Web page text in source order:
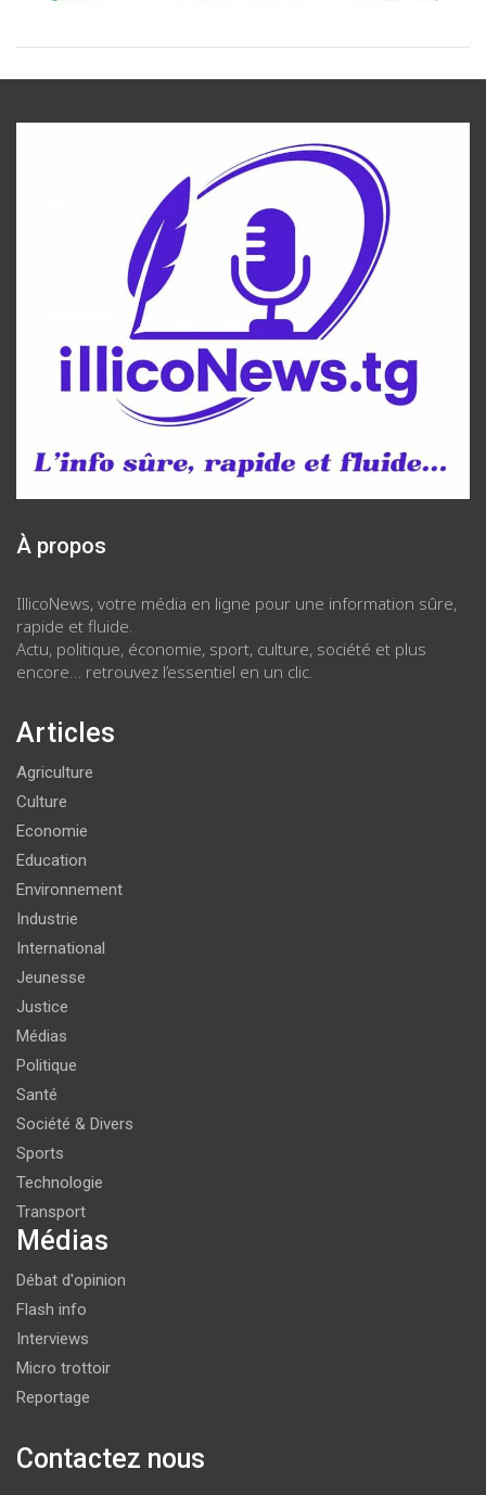
À propos
IllicoNews, votre média en ligne pour une information sûre,
rapide et fluide.
Actu, politique, économie, sport, culture, société et plus
encore… retrouvez l’essentiel en un clic.
Articles
Agriculture
Culture
Economie
Education
Environnement
Industrie
International
Jeunesse
Justice
Médias
Politique
Santé
Société & Divers
Sports
Technologie
Transport
Médias
Débat d'opinion
Flash info
Interviews
Micro trottoir
Reportage
Contactez nous